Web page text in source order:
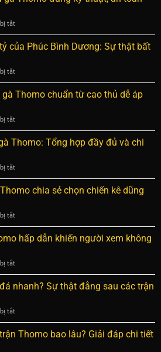
về
hệ
tiêu
Mẹo
luyện
chiến
chiến
bách
thắng
tắtở
Cách
băng
Thomo
đúng
kỹ
toàn
cho
chiến
của Phúc Bình Dương: Sự thật bất
tắtở
Trận
đá
tỷ
của
Phúc
Sự
thật
bất
Thomo chuẩn từ cao thủ dễ áp
tắtở
Chiến
thuật
Thomo
chuẩn
từ
dễ
áp
dụng
Thomo: Tổng hợp đầy đủ và chi
tắtở
Thuật
ngữ
Thomo:
Tổng
hợp
và
chi
tiết
chia sẻ chọn chiến kê dũng
tắtở
Cao
thủ
Thomo
chia
sẻ
kê
dũng
mãnh
hấp dẫn khiến người xem không
tắtở
Trận
đá
hấp
dẫn
khiến
nhanh? Sự thật đằng sau các trận
tắtở
Vì
sao
Thomo bao lâu? Giải đáp chi tiết